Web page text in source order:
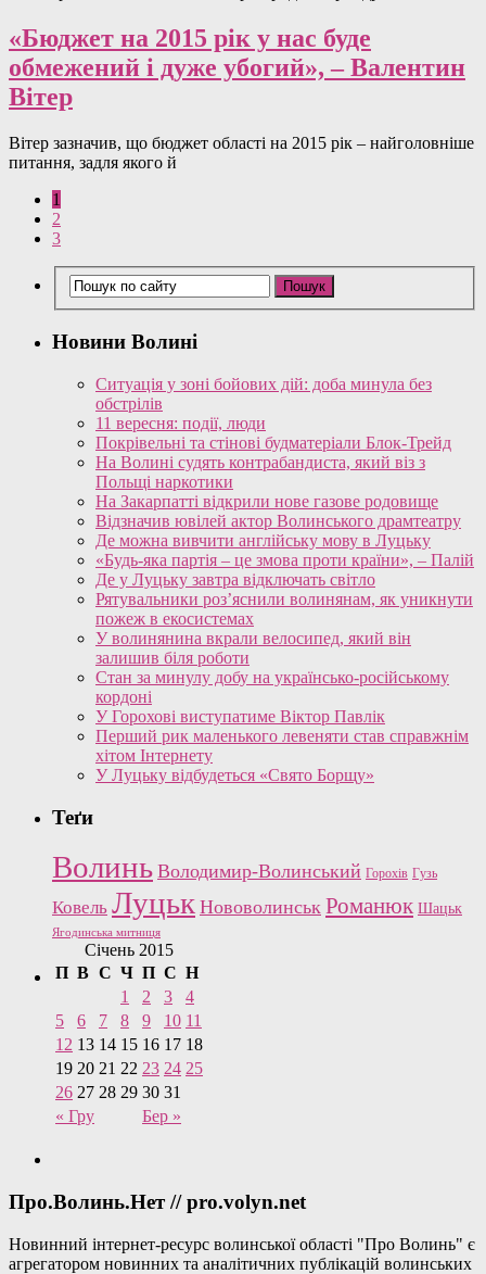
«Бюджет на 2015 рік у нас буде
обмежений і дуже убогий», – Валентин
Вітер
Вітер зазначив, що бюджет області на 2015 рік – найголовніше
питання, задля якого й
1
2
3
Новини Волині
Ситуація у зоні бойових дій: доба минула без
обстрілів
11 вересня: події, люди
Покрівельні та стінові будматеріали Блок-Трейд
На Волині судять контрабандиста, який віз з
Польщі наркотики
На Закарпатті відкрили нове газове родовище
Відзначив ювілей актор Волинського драмтеатру
Де можна вивчити англійську мову в Луцьку
«Будь-яка партія – це змова проти країни», – Палій
Де у Луцьку завтра відключать світло
Рятувальники роз’яснили волинянам, як уникнути
пожеж в екосистемах
У волинянина вкрали велосипед, який він
залишив біля роботи
Стан за минулу добу на українсько-російському
кордоні
У Горохові виступатиме Віктор Павлік
Перший рик маленького левеняти став справжнім
хітом Інтернету
У Луцьку відбудеться «Свято Борщу»
Теґи
Волинь Володимир-Волинський Горохів Гузь
Ковель Луцьк Нововолинськ Романюк Шацьк
Ягодинська митниця
Січень 2015
П В С Ч П С Н
« Гру Бер »
1 2 3
4
5
6 7 8 9 10 11
12 13 14 15 16 17 18
19 20 21 22 23 24 25
26 27 28 29 30 31
Про.Волинь.Нет // pro.volyn.net
Новинний інтернет-ресурс волинської області "Про Волинь" є
агрегатором новинних та аналітичних публікацій волинських